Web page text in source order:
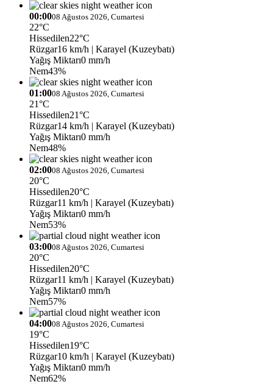
00:0008 Ağustos 2026, Cumartesi
22°C
Hissedilen22°C
Rüzgar16 km/h | Karayel (Kuzeybatı)
Yağış Miktarı0 mm/h
Nem43%
01:0008 Ağustos 2026, Cumartesi
21°C
Hissedilen21°C
Rüzgar14 km/h | Karayel (Kuzeybatı)
Yağış Miktarı0 mm/h
Nem48%
02:0008 Ağustos 2026, Cumartesi
20°C
Hissedilen20°C
Rüzgar11 km/h | Karayel (Kuzeybatı)
Yağış Miktarı0 mm/h
Nem53%
03:0008 Ağustos 2026, Cumartesi
20°C
Hissedilen20°C
Rüzgar11 km/h | Karayel (Kuzeybatı)
Yağış Miktarı0 mm/h
Nem57%
04:0008 Ağustos 2026, Cumartesi
19°C
Hissedilen19°C
Rüzgar10 km/h | Karayel (Kuzeybatı)
Yağış Miktarı0 mm/h
Nem62%